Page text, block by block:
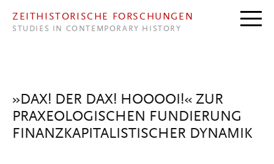
ZEITHISTORISCHE FORSCHUNGEN
STUDIES IN CONTEMPORARY HISTORY
»DAX! DER DAX! HOOOOI!« ZUR
PRAXEOLOGISCHEN FUNDIERUNG
FINANZKAPITALISTISCHER DYNAMIK